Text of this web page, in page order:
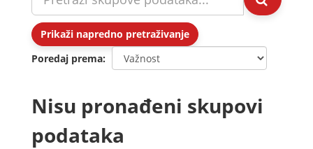
Prikaži napredno pretraživanje
Poredaj prema
Nisu pronađeni skupovi
podataka